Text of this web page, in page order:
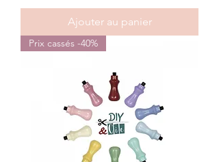
Ajouter au panier
Prix cassés -40%